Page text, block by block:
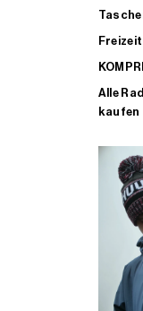
Freizeit
Alle
kaufen